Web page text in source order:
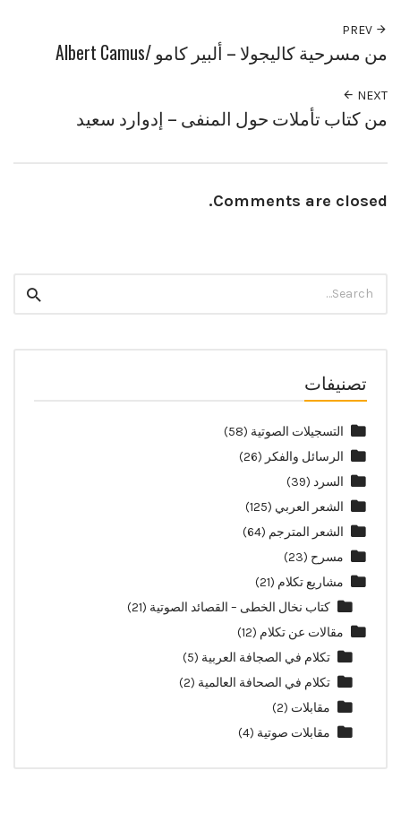
من مسرحية كاليجولا – ألبير كامو /Albert Camus
NEXT
من كتاب تأملات حول المنفى – إدوارد سعيد
Comments are closed.
for:
تصنيفات
التسجيلات الصوتية (58)
الرسائل والفكر (26)
السرد (39)
الشعر العربي (125)
الشعر المترجم (64)
مسرح (23)
مشاريع تكلام (21)
كتاب نخال الخطى – القصائد الصوتية (21)
مقالات عن تكلام (12)
تكلام في الصجافة العربية (5)
تكلام في الصحافة العالمية (2)
مقابلات (2)
مقابلات صوتية (4)